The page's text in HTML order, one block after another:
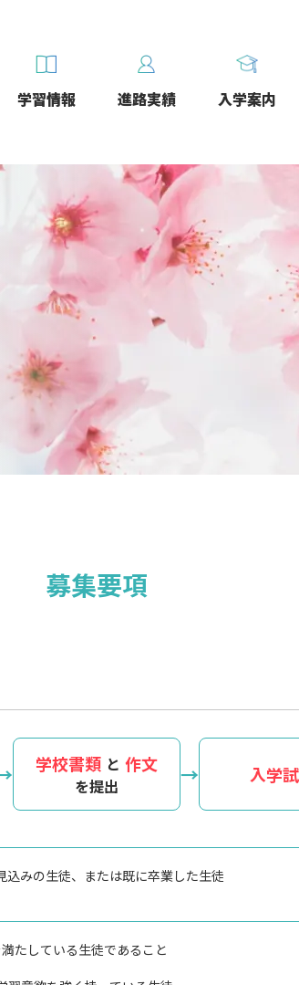
学習情報 進路実績 入学案内
募集要項
学校書類 と 作文
を提出 入学
込みの生徒、または既に卒業した生徒
たしている生徒であること